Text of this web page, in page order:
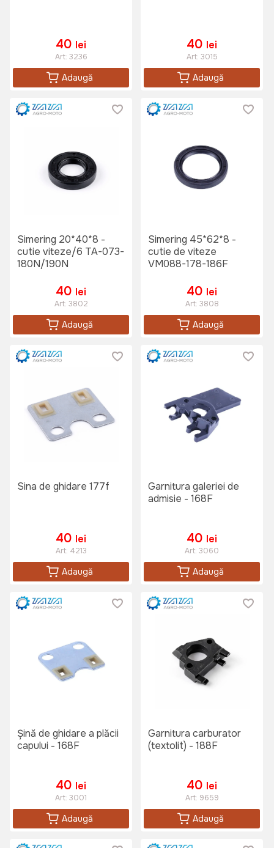
40 lei
Art: 3236
Adaugă
40 lei
Art: 3015
Adaugă
Simering 20*40*8 -
cutie viteze/6 TA-073-
180N/190N
40 lei
Art: 3802
Adaugă
Simering 45*62*8 -
cutie de viteze
VM088-178-186F
40 lei
Art: 3808
Adaugă
Sina de ghidare 177f
40 lei
Art: 4213
Adaugă
Garnitura galeriei de
admisie - 168F
40 lei
Art: 3060
Adaugă
Șină de ghidare a plăcii
capului - 168F
40 lei
Art: 3001
Adaugă
Garnitura carburator
(textolit) - 188F
40 lei
Art: 9659
Adaugă